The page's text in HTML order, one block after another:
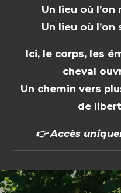
Un lieu où
Un lieu où
Ici, le corps, les
cheval
Un chemin vers
de
👉Accès